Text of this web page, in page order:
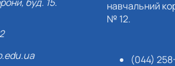
навчальний
№ 12.
(044)